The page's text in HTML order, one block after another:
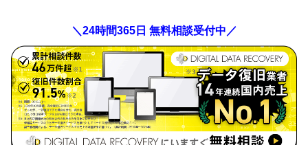
＼24時間365日 無料相談受付中／